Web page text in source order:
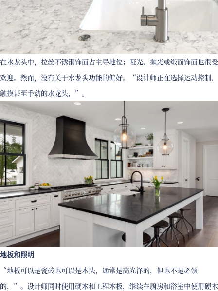
在水龙头中，拉丝不锈钢饰面占主导地位；哑光、抛光或缎面饰面也很受
欢迎。然而，没有关于水龙头功能的偏好。“设计师正在选择运动控制、
触摸甚至手动的水龙头，”。
地板和照明
“地板可以是瓷砖也可以是木头，通常是高光泽的，但也不是必须
的，”。设计师同时使用硬木和工程木板，继续在厨房和浴室中使用硬木